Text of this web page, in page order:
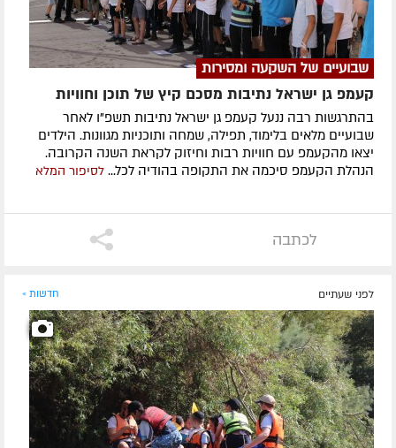
שבועיים של השקעה ומסירות
קעמפ גן ישראל נתיבות מסכם קיץ של תוכן וחוויות
בהתרגשות רבה ננעל קעמפ גן ישראל נתיבות תשפ"ו לאחר
שבועיים מלאים בלימוד, תפילה, שמחה ותוכניות מגוונות. הילדים
יצאו מהקעמפ עם חוויות רבות וחיזוק לקראת השנה הקרובה.
הנהלת הקעמפ סיכמה את התקופה בהודיה לכל... לסיפור המלא
לכתבה
לפני שעתיים חדשות »